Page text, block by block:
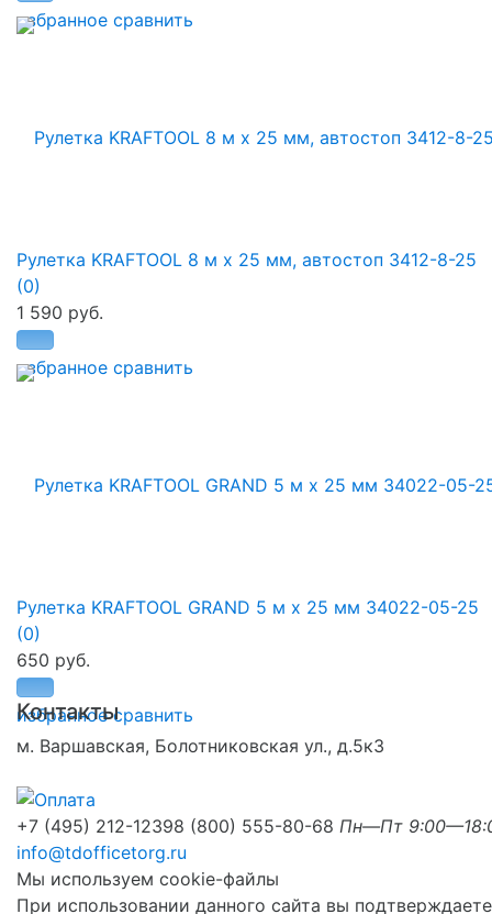
избранное сравнить
избранное сравнить
Рулетка KRAFTOOL 8 м х 25 мм, автостоп 3412-8-25
(0)
1 590 руб.
избранное сравнить
Рулетка KRAFTOOL GRAND 5 м x 25 мм 34022-05-25
(0)
650 руб.
Контакты
м. Варшавская, Болотниковская ул., д.5к3
+7 (495) 212-12398 (800) 555-80-68 Пн—Пт
info@tdofficetorg.ru
Мы используем cookie-файлы
При использовании данного сайта вы подтверждаете